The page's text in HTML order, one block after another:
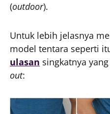
(outdoor).
Untuk lebih jelasnya
model tentara seperti
ulasan singkatnya
out: